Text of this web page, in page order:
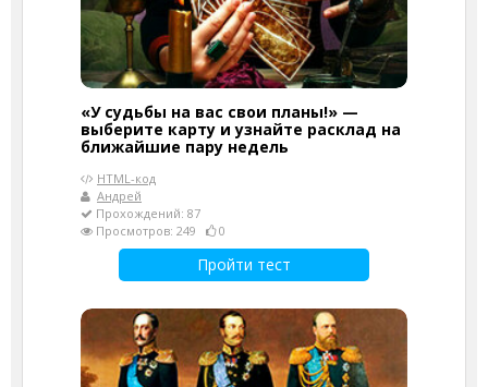
«У судьбы на вас свои планы!» —
выберите карту и узнайте расклад на
ближайшие пару недель
HTML-код
Андрей
Прохождений: 87
Просмотров: 249
0
Пройти тест